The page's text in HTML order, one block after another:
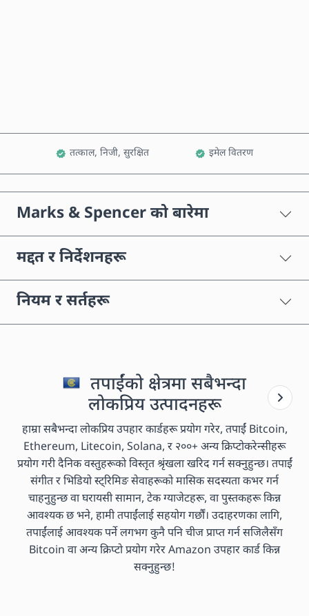
तत्काल, निजी, सुरक्षित इमेल वितरण
Marks & Spencer को बारेमा
मद्दत र निर्देशनहरू
नियम र सर्तहरू
तपाईंको क्षेत्रमा सबैभन्दा
लोकप्रिय उत्पादनहरू
हाम्रा सबैभन्दा लोकप्रिय उपहार कार्डहरू प्रयोग गरेर, तपाईं Bitcoin,
Ethereum, Litecoin, Solana, र २००+ अन्य क्रिप्टोकरेन्सीहरू
प्रयोग गरी दैनिक वस्तुहरूको विस्तृत श्रृंखला खरिद गर्न सक्नुहुन्छ। तपाईं
संगीत र भिडियो स्ट्रिमिङ सेवाहरूको मासिक सदस्यता कभर गर्न
चाहनुहुन्छ वा घरायसी सामान, टेक ग्याजेटहरू, वा पुस्तकहरू किन्न
आवश्यक छ भने, हामी तपाईंलाई सहयोग गर्छौं। उदाहरणका लागि,
तपाईंलाई आवश्यक पर्ने लगभग कुनै पनि चीज प्राप्त गर्न सजिलैसँग
Bitcoin वा अन्य क्रिप्टो प्रयोग गरेर Amazon उपहार कार्ड किन्न
सक्नुहुन्छ!